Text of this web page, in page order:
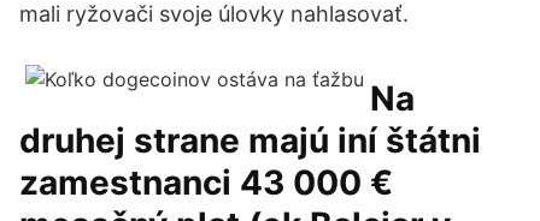
mali ryžovači svoje úlovky nahlasovať.
Na
druhej strane majú iní štátni
zamestnanci 43 000 €